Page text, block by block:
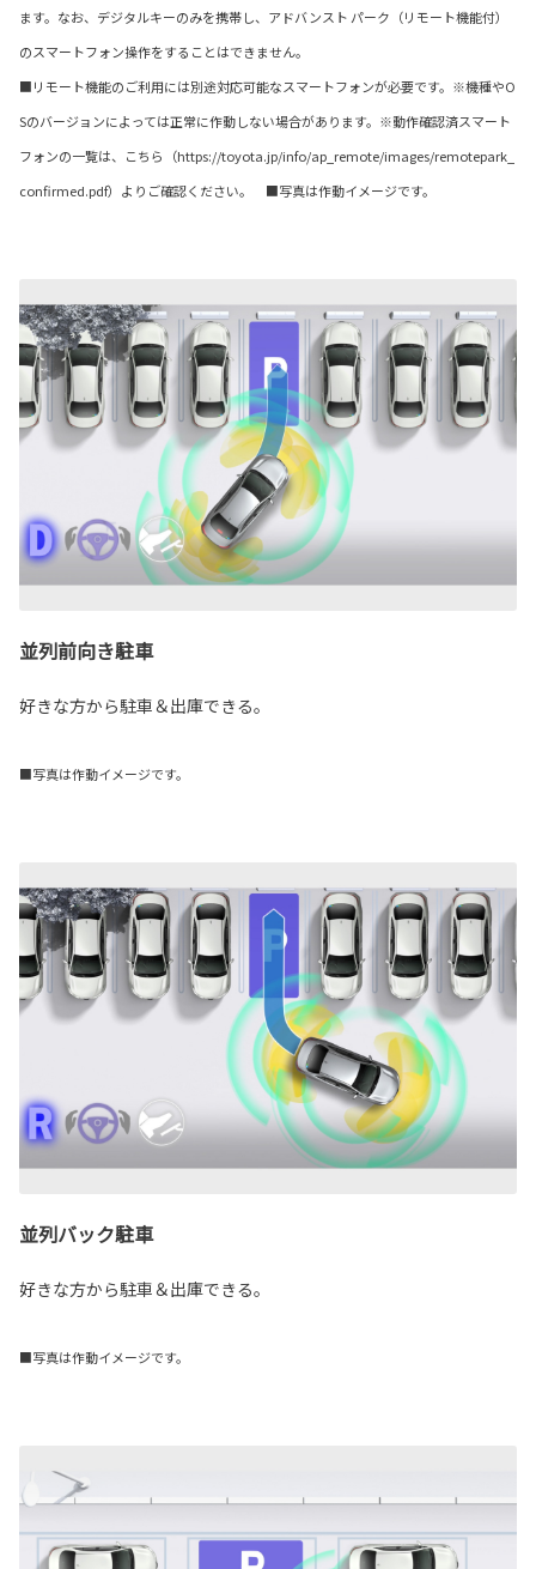
ます。なお、デジタルキーのみを携帯し、アドバンスト パーク（リモート機能付）
のスマートフォン操作をすることはできません。
■リモート機能のご利用には別途対応可能なスマートフォンが必要です。※機種やO
Sのバージョンによっては正常に作動しない場合があります。※動作確認済スマート
フォンの一覧は、こちら（https://toyota.jp/info/ap_remote/images/remotepark_
confirmed.pdf）よりご確認ください。 ■写真は作動イメージです。
並列前向き駐車
好きな方から駐車＆出庫できる。
■写真は作動イメージです。
並列バック駐車
好きな方から駐車＆出庫できる。
■写真は作動イメージです。